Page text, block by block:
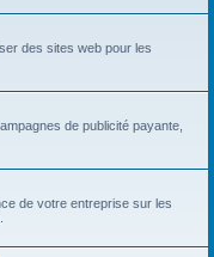
des sites web pour les
de publicité payante,
de votre entreprise sur les